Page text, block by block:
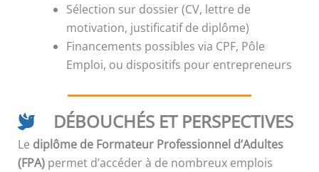
Sélection sur dossier (CV, lettre de
motivation, justificatif de diplôme)
Financements possibles via CPF, Pôle
Emploi, ou dispositifs pour entrepreneurs
DÉBOUCHÉS ET PERSPECTIVES
Le diplôme de Formateur Professionnel d’Adultes
(FPA) permet d’accéder à de nombreux emplois